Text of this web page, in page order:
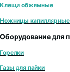
Клещи обжимные
Ножницы капиллярные
Оборудование для
Горелки
Газы для пайки